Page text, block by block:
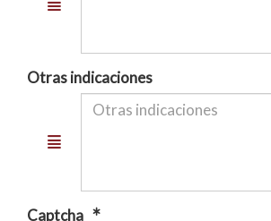
Otras indicaciones
Captcha